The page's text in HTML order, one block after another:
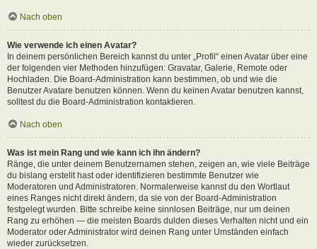
Nach oben
Wie verwende ich einen Avatar?
In deinem persönlichen Bereich kannst du unter „Profil“ einen Avatar über eine
der folgenden vier Methoden hinzufügen: Gravatar, Galerie, Remote oder
Hochladen. Die Board-Administration kann bestimmen, ob und wie die
Benutzer Avatare benutzen können. Wenn du keinen Avatar benutzen kannst,
solltest du die Board-Administration kontaktieren.
Nach oben
Was ist mein Rang und wie kann ich ihn ändern?
Ränge, die unter deinem Benutzernamen stehen, zeigen an, wie viele Beiträge
du bislang erstellt hast oder identifizieren bestimmte Benutzer wie
Moderatoren und Administratoren. Normalerweise kannst du den Wortlaut
eines Ranges nicht direkt ändern, da sie von der Board-Administration
festgelegt wurden. Bitte schreibe keine sinnlosen Beiträge, nur um deinen
Rang zu erhöhen — die meisten Boards dulden dieses Verhalten nicht und ein
Moderator oder Administrator wird deinen Rang unter Umständen einfach
wieder zurücksetzen.